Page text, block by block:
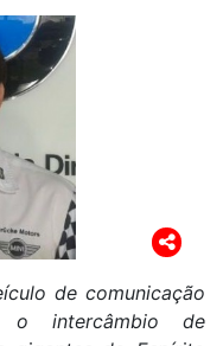
de comunicação
o intercâmbio de